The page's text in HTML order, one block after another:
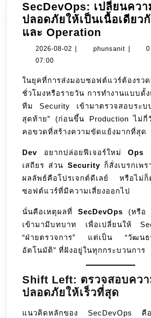
SecDevOps: เปลี่ยนควา
ปลอดภัยให้เป็นเนื้อเดียว
และ Operation
เปลี่ยน
ให้
เป็น
เนื้อ
เดียว
กับ
Code
และ
2026-08-02 2026- phunsanit
07:00
ในยุคที่การส่งมอบซอฟต์แวร์ต้องรวดเร็วระดับ
ชั่วโมงหรือรายวัน การทำงานแบบดั้
ทีม Security เข้ามาตรวจสอบระ
สุดท้าย” (ก่อนขึ้น Production ไม่กี่
คอขวดที่สร้างความขัดแย้งมากที่สุด
Dev อยากปล่อยฟีเจอร์ใหม่Ops
เสถียร ส่วน Securityก็สั่งเบรกเพร
ผลลัพธ์คือโปรเจกต์ดีเลย์ หรือไม่ก็
ซอฟต์แวร์ที่มีความเสี่ยงออกไป
นั่นคือเหตุผลที่ SecDevOps (หรือ
เข้ามามีบทบาท เพื่อเปลี่ยนให้
“ฝ่ายตรวจการ” แต่เป็น “วัฒนธ
อัตโนมัติ” ที่ฝังอยู่ในทุกกระบวนการ
Shift Left: ตรวจสอบคว
ปลอดภัยให้เร็วที่สุด
แนวคิดหลักของ SecDevOps คื